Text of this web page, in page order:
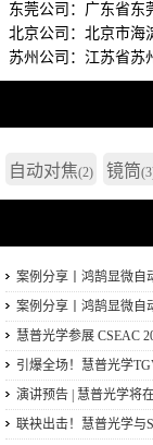
东莞公司：广东省东
北京公司：北京市海
苏州公司：江苏省苏
自动对焦(2) 镜筒
案例分享丨鸿鹄显微自
测中的应用
案例分享丨鸿鹄显微自
用
慧普光学参展 CSEAC
引爆全场！慧普光学
演讲预告 | 慧普光学将
联袂出击！慧普光学与